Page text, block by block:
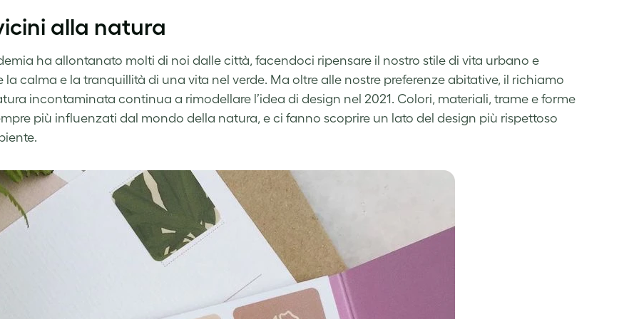
alla natura
ha allontanato molti di noi dalle città, facendoci ripensare il nostro stile di vita urbano e
la calma e la tranquillità di una vita nel verde. Ma oltre alle nostre preferenze abitative, il richiamo
incontaminata continua a rimodellare l’idea di design nel 2021. Co lori, materiali, trame e forme
più influenzati dal mondo della natura, e ci fanno scoprire un lato del design più rispettoso